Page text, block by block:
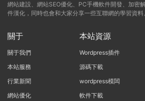
網站建設、網站SEO優化、PC手機軟件開發、加密
件漢化，同時也會和大家分享一些互聯網的學習資料
關于
關于我們
本站服務
行業新聞
網站優化
本站資源
Wordpress插件
源碼下載
wordpress模闆
軟件下載